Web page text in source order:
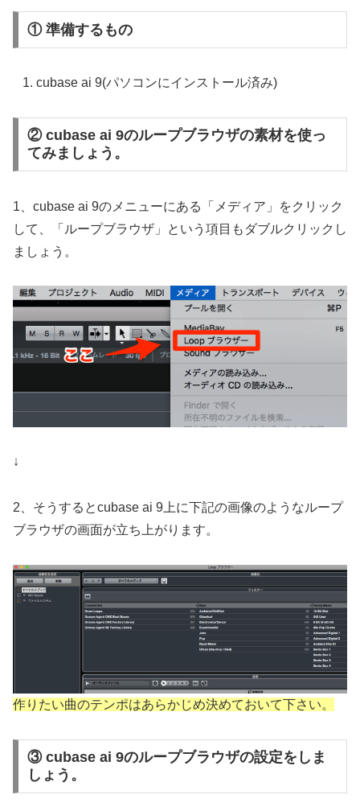
① 準備するもの
cubase ai 9(パソコンにインストール済み)
② cubase ai 9のループブラウザの素材を使っ
てみましょう。
1、cubase ai 9のメニューにある「メディア」をクリック
して、「ループブラウザ」という項目もダブルクリックし
ましょう。
↓
2、そうするとcubase ai 9上に下記の画像のようなループ
ブラウザの画面が立ち上がります。
作りたい曲のテンポはあらかじめ決めておいて下さい。
③ cubase ai 9のループブラウザの設定をしま
しょう。